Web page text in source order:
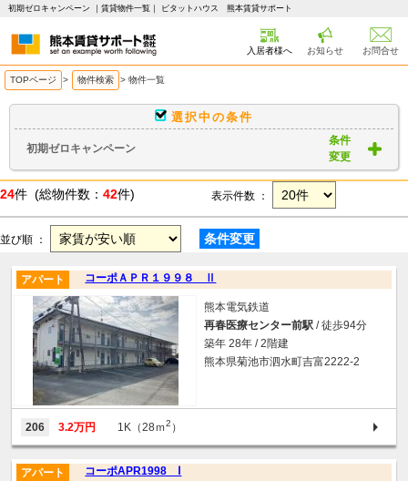
初期ゼロキャンペーン ｜賃貸物件一覧｜ ピタットハウス 熊本賃貸サポート
入居者様へ お知らせ お問合せ
TOPページ > 物件検索 > 物件一覧
選択中の条件
初期ゼロキャンペーン
条件
変更
24件 (総物件数： 42件) 表示件数 ：
並び順 ： 条件変更
コーポＡＰＲ１９９８ Ⅱ
アパート
熊本電気鉄道
再春医療センター前駅 / 徒歩94分
築年 28年 / 2階建
熊本県菊池市泗水町吉富2222-2
206 3.2万円 1K（28ｍ2 ）
コーポAPR1998 Ⅰ
アパート